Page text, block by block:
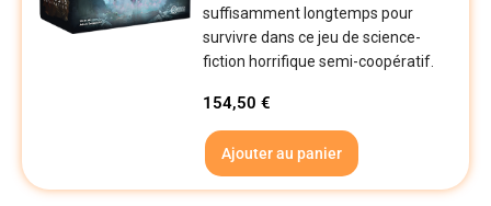
suffisamment longtemps pour
survivre dans ce jeu de science-
fiction horrifique semi-coopératif.
154,50€
Ajouter au panier